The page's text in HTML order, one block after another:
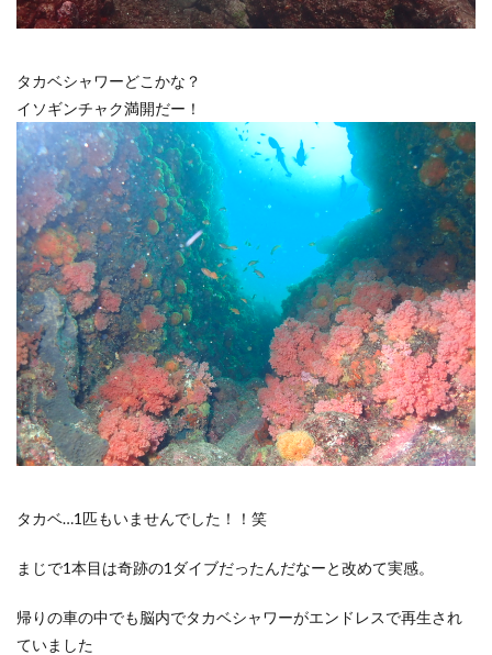
タカベシャワーどこかな？
イソギンチャク満開だー！
タカベ…1匹もいませんでした！！笑
まじで1本目は奇跡の1ダイブだったんだなーと改めて実感。
帰りの車の中でも脳内でタカベシャワーがエンドレスで再生され
ていました